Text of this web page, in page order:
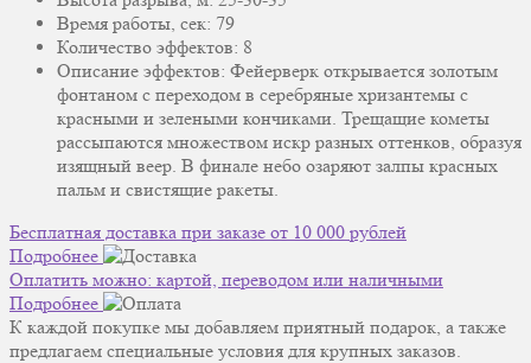
Время работы, сек: 79
Количество эффектов: 8
Описание эффектов: Фейерверк открывается золотым
фонтаном с переходом в серебряные хризантемы с
красными и зелеными кончиками. Трещащие кометы
рассыпаются множеством искр разных оттенков, образуя
изящный веер. В финале небо озаряют залпы красных
пальм и свистящие ракеты.
Бесплатная доставка при заказе от 10 000 рублей
Подробнее
Оплатить можно: картой, переводом или наличными
Подробнее
К каждой покупке мы добавляем приятный подарок, а также
предлагаем специальные условия для крупных заказов.